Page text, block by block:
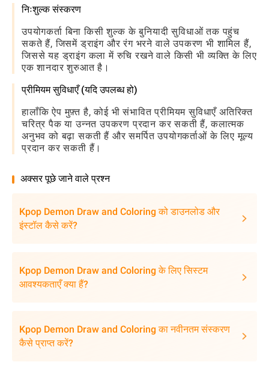
निःशुल्क संस्करण
उपयोगकर्ता बिना किसी शुल्क के बुनियादी सुविधाओं तक पहुंच
सकते हैं, जिसमें ड्राइंग और रंग भरने वाले उपकरण भी शामिल हैं,
जिससे यह ड्राइंग कला में रुचि रखने वाले किसी भी व्यक्ति के लिए
एक शानदार शुरुआत है।
प्रीमियम सुविधाएँ (यदि उपलब्ध हो)
हालाँकि ऐप मुफ़्त है, कोई भी संभावित प्रीमियम सुविधाएँ अतिरिक्त
चरित्र पैक या उन्नत उपकरण प्रदान कर सकती हैं, कलात्मक
अनुभव को बढ़ा सकती हैं और समर्पित उपयोगकर्ताओं के लिए मूल्य
प्रदान कर सकती हैं।
अक्सर पूछे जाने वाले प्रश्न
Kpop Demon Draw and Coloring को डाउनलोड और
इंस्टॉल कैसे करें?
Kpop Demon Draw and Coloring के लिए सिस्टम
आवश्यकताएँ क्या हैं?
Kpop Demon Draw and Coloring का नवीनतम संस्करण
कैसे प्राप्त करें?